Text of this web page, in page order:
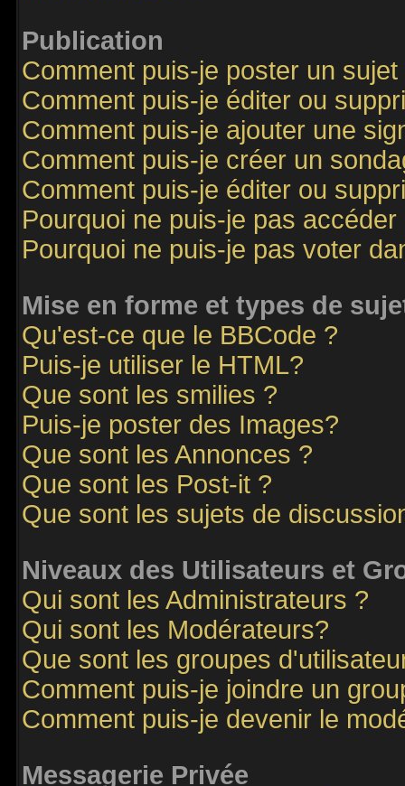
Publication
Comment puis-je poster un
Comment puis-je éditer ou
Comment puis-je ajouter une
Comment puis-je créer un
Comment puis-je éditer ou
Pourquoi ne puis-je pas
Pourquoi ne puis-je pas voter
Mise en forme et types de
Qu'est-ce que le BBCode ?
Puis-je utiliser le HTML?
Que sont les smilies ?
Puis-je poster des Images?
Que sont les Annonces ?
Que sont les Post-it ?
Que sont les sujets de
Niveaux des Utilisateurs et
Qui sont les Administrateurs ?
Qui sont les Modérateurs?
Que sont les groupes
Comment puis-je joindre un
Comment puis-je devenir le
Messagerie Privée